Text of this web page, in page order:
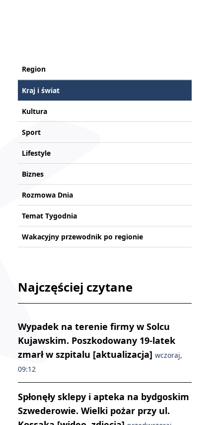
Region
Kraj i świat
Kultura
Sport
Lifestyle
Biznes
Rozmowa Dnia
Temat Tygodnia
Wakacyjny przewodnik po regionie
Najczęściej czytane
Wypadek na terenie firmy w Solcu
Kujawskim. Poszkodowany 19-latek
zmarł w szpitalu [aktualizacja] wczoraj,
09:12
Spłonęły sklepy i apteka na bydgoskim
Szwederowie. Wielki pożar przy ul.